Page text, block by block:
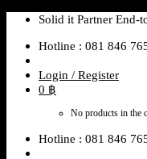
Skip
content
Solid it Partner End-
Hotline : 081 846
Login / Register
0 ฿
No products in the
Hotline : 081 846